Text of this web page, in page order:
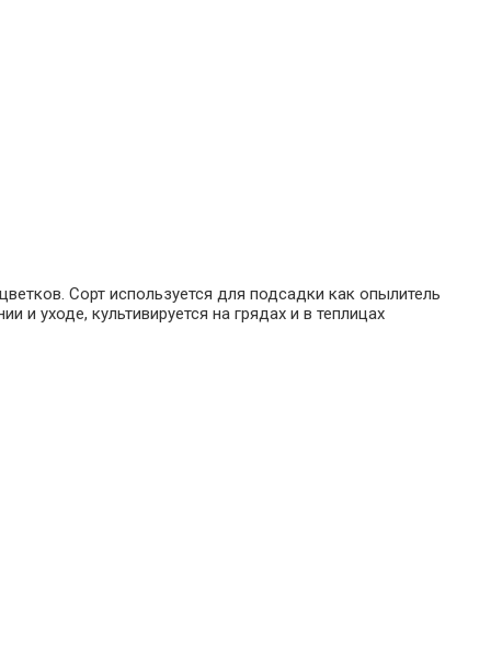
Сорт используется для подсадки как опылитель
и уходе, культивируется на грядах и в теплицах